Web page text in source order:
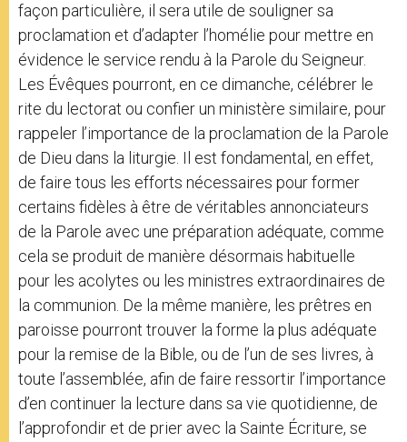
façon particulière, il sera utile de souligner sa
proclamation et d’adapter l’homélie pour mettre en
évidence le service rendu à la Parole du Seigneur.
Les Évêques pourront, en ce dimanche, célébrer le
rite du lectorat ou confier un ministère similaire, pour
rappeler l’importance de la proclamation de la Parole
de Dieu dans la liturgie. Il est fondamental, en effet,
de faire tous les efforts nécessaires pour former
certains fidèles à être de véritables annonciateurs
de la Parole avec une préparation adéquate, comme
cela se produit de manière désormais habituelle
pour les acolytes ou les ministres extraordinaires de
la communion. De la même manière, les prêtres en
paroisse pourront trouver la forme la plus adéquate
pour la remise de la Bible, ou de l’un de ses livres, à
toute l’assemblée, afin de faire ressortir l’importance
d’en continuer la lecture dans sa vie quotidienne, de
l’approfondir et de prier avec la Sainte Écriture, se